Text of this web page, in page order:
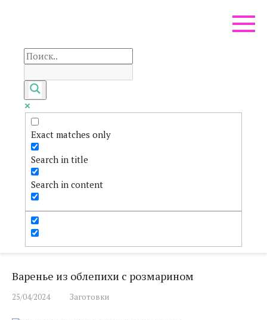
Exact matches only
Search in title
Search in content
Варенье из облепихи с розмарином
25/04/2024 Заготовки